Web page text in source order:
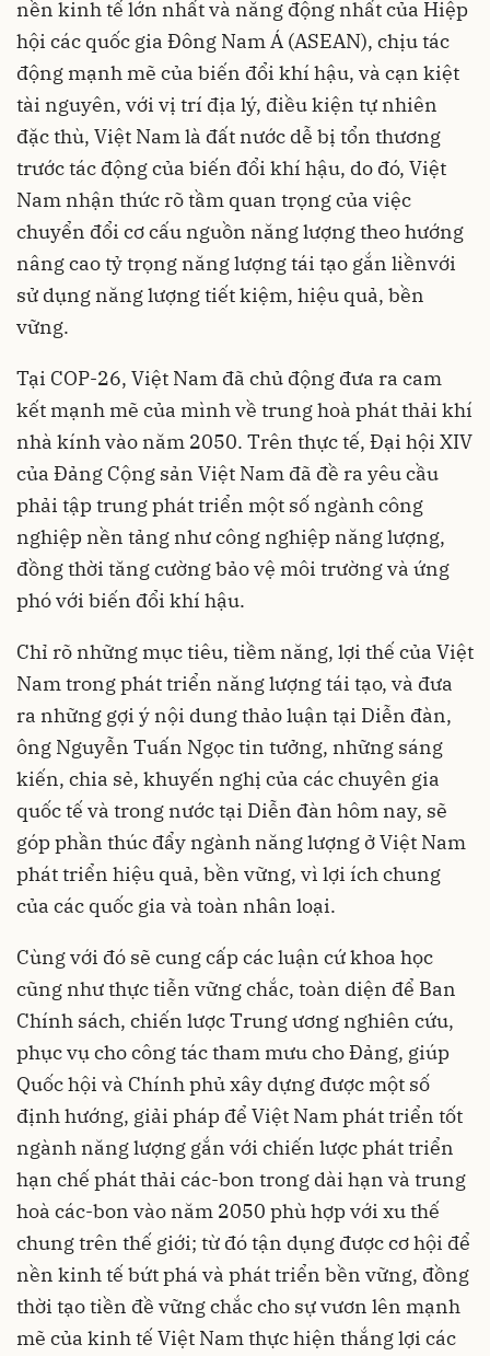
nền kinh tế lớn nhất và năng động nhất của Hiệp
hội các quốc gia Đông Nam Á (ASEAN), chịu tác
động mạnh mẽ của biến đổi khí hậu, và cạn kiệt
tài nguyên, với vị trí địa lý, điều kiện tự nhiên
đặc thù, Việt Nam là đất nước dễ bị tổn thương
trước tác động của biến đổi khí hậu, do đó, Việt
Nam nhận thức rõ tầm quan trọng của việc
chuyển đổi cơ cấu nguồn năng lượng theo hướng
nâng cao tỷ trọng năng lượng tái tạo gắn liềnvới
sử dụng năng lượng tiết kiệm, hiệu quả, bền
vững.
Tại COP-26, Việt Nam đã chủ động đưa ra cam
kết mạnh mẽ của mình về trung hoà phát thải khí
nhà kính vào năm 2050. Trên thực tế, Đại hội XIV
của Đảng Cộng sản Việt Nam đã đề ra yêu cầu
phải tập trung phát triển một số ngành công
nghiệp nền tảng như công nghiệp năng lượng,
đồng thời tăng cường bảo vệ môi trường và ứng
phó với biến đổi khí hậu.
Chỉ rõ những mục tiêu, tiềm năng, lợi thế của Việt
Nam trong phát triển năng lượng tái tạo, và đưa
ra những gợi ý nội dung thảo luận tại Diễn đàn,
ông Nguyễn Tuấn Ngọc tin tưởng, những sáng
kiến, chia sẻ, khuyến nghị của các chuyên gia
quốc tế và trong nước tại Diễn đàn hôm nay, sẽ
góp phần thúc đẩy ngành năng lượng ở Việt Nam
phát triển hiệu quả, bền vững, vì lợi ích chung
của các quốc gia và toàn nhân loại.
Cùng với đó sẽ cung cấp các luận cứ khoa học
cũng như thực tiễn vững chắc, toàn diện để Ban
Chính sách, chiến lược Trung ương nghiên cứu,
phục vụ cho công tác tham mưu cho Đảng, giúp
Quốc hội và Chính phủ xây dựng được một số
định hướng, giải pháp để Việt Nam phát triển tốt
ngành năng lượng gắn với chiến lược phát triển
hạn chế phát thải các-bon trong dài hạn và trung
hoà các-bon vào năm 2050 phù hợp với xu thế
chung trên thế giới; từ đó tận dụng được cơ hội để
nền kinh tế bứt phá và phát triển bền vững, đồng
thời tạo tiền đề vững chắc cho sự vươn lên mạnh
mẽ của kinh tế Việt Nam thực hiện thắng lợi các